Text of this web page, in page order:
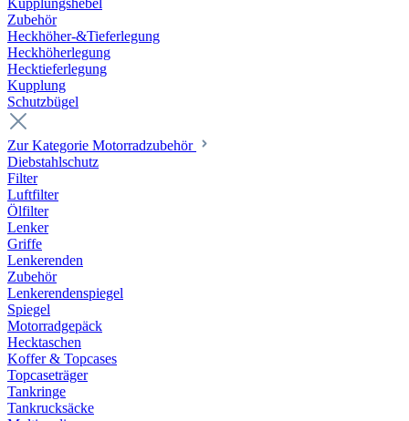
Kupplungshebel
Zubehör
Heckhöher-&Tieferlegung
Heckhöherlegung
Hecktieferlegung
Kupplung
Schutzbügel
Zur Kategorie Motorradzubehör
Diebstahlschutz
Filter
Luftfilter
Ölfilter
Lenker
Griffe
Lenkerenden
Zubehör
Lenkerendenspiegel
Spiegel
Motorradgepäck
Hecktaschen
Koffer & Topcases
Topcaseträger
Tankringe
Tankrucksäcke